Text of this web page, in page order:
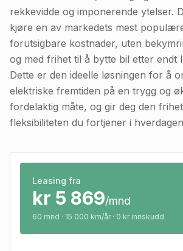
rekkevidde og imponerende ytelser.
kjøre en av markedets mest
forutsigbare kostnader, uten
og med frihet til å bytte bil etter endt
Dette er den ideelle løsningen for å
elektriske fremtiden på en trygg og
fordelaktig måte, og gir deg den
fleksibiliteten du fortjener i
Leasing fra
kr 5 869/mnd
60 mnd · 15 000 km/år · 0 kr innskudd